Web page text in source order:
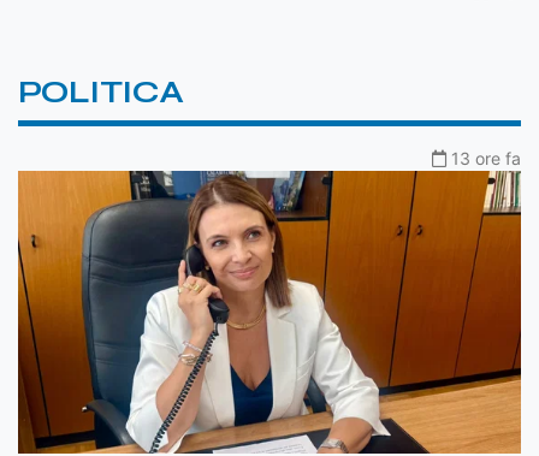
POLITICA
13 ore fa